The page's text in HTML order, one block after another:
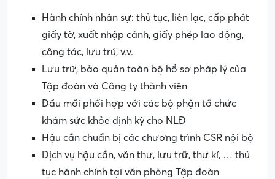
Hành chính nhân sự: thủ tục, liên lạc, cấp phát
giấy tờ, xuất nhập cảnh, giấy phép lao động,
công tác, lưu trú, v.v.
Lưu trữ, bảo quản toàn bộ hồ sơ pháp lý của
Tập đoàn và Công ty thành viên
Đầu mối phối hợp với các bộ phận tổ chức
khám sức khỏe định kỳ cho NLĐ
Hậu cần chuẩn bị các chương trình CSR nội bộ
Dịch vụ hậu cần, văn thư, lưu trữ, thư kí, … thủ
tục hành chính tại văn phòng Tập đoàn